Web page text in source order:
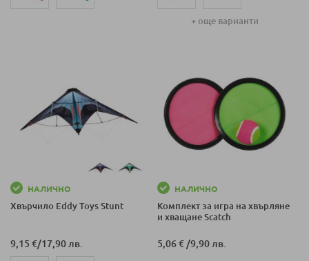
+ още варианти
НАЛИЧНО
Хвърчило Eddy Toys Stunt
9,15 €/17,90 лв.
НАЛИЧНО
Комплект за игра на хвърляне
и хващане Scatch
5,06 € /9,90 лв.